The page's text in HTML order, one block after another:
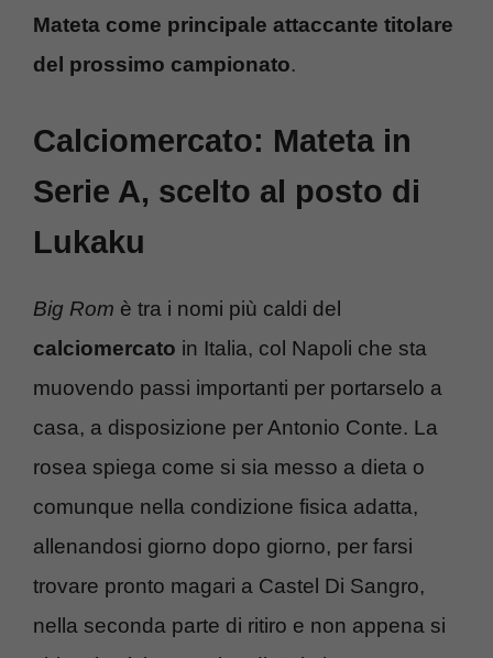
Mateta come principale attaccante titolare
del prossimo campionato.
Calciomercato: Mateta in
Serie A, scelto al posto di
Lukaku
Big Rom è tra i nomi più caldi del
calciomercato in Italia, col Napoli che sta
muovendo passi importanti per portarselo a
casa, a disposizione per Antonio Conte. La
rosea spiega come si sia messo a dieta o
comunque nella condizione fisica adatta,
allenandosi giorno dopo giorno, per farsi
trovare pronto magari a Castel Di Sangro,
nella seconda parte di ritiro e non appena si